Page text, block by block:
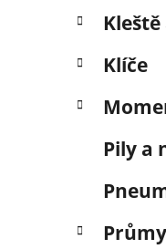
Klíče
Pily a